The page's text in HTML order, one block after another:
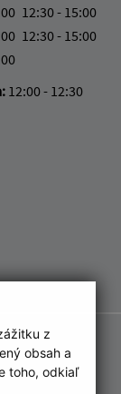
z
obsah a
toho, odkiaľ
12:30 - 15:00
12:30 - 15:00
12:00 - 12:30